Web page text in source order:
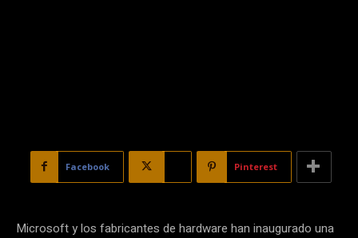
Facebook Pinterest
Microsoft y los fabricantes de hardware han inaugurado una